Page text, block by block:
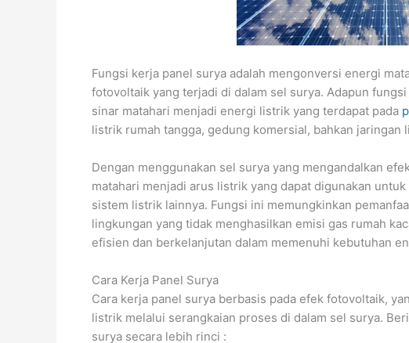
Fungsi kerja panel surya adalah mengonversi energi
fotovoltaik yang terjadi di dalam sel surya. Adapun fungsi
sinar matahari menjadi energi listrik yang terdapat pada
listrik rumah tangga, gedung komersial, bahkan jaringan
Dengan menggunakan sel surya yang mengandalkan
matahari menjadi arus listrik yang dapat digunakan
sistem listrik lainnya. Fungsi ini memungkinkan
lingkungan yang tidak menghasilkan emisi gas rumah
efisien dan berkelanjutan dalam memenuhi kebutuhan
Cara Kerja Panel Surya
Cara kerja panel surya berbasis pada efek fotovoltaik,
listrik melalui serangkaian proses di dalam sel surya.
surya secara lebih rinci :